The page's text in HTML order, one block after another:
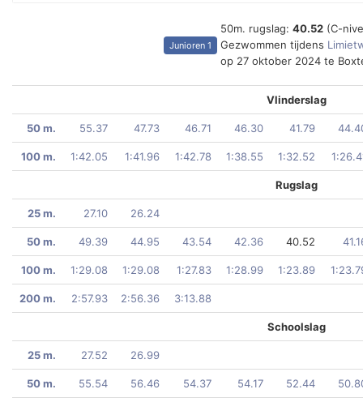
Junioren 1
50m. rugslag: 40.52 (C-
Gezwommen tijdens
op 27 oktober 2024 te
Vlinderslag
50 m. 55.37 47.73 46.71 46.30 41.79
100 m. 1:42.05 1:41.96 1:42.78 1:38.55 1:32.52
Rugslag
25 m. 27.10 26.24
50 m. 49.39 44.95 43.54 42.36 40.52
100 m. 1:29.08 1:29.08 1:27.83 1:28.99 1:23.89
200 m. 2:57.93 2:56.36 3:13.88
Schoolslag
25 m. 27.52 26.99
50 m. 55.54 56.46 54.37 54.17 52.44